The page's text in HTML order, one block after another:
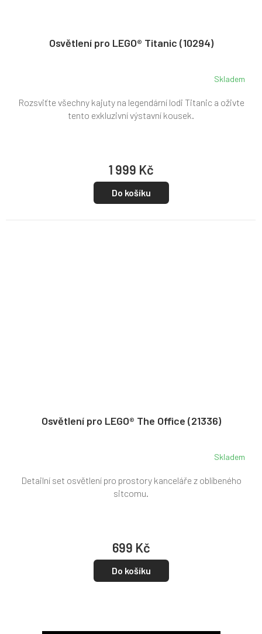
Osvětlení pro LEGO® Titanic (10294)
Skladem
1 999 Kč
Do košíku
Rozsviťte všechny kajuty na legendární lodi Titanic a oživte
tento exkluzivní výstavní kousek.
Osvětlení pro LEGO® The Office (21336)
Skladem
699 Kč
Do košíku
Detailní set osvětlení pro prostory kanceláře z oblíbeného
sitcomu.